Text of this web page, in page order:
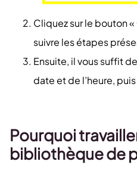
Cliquez sur le bouton
suivre les étapes
Ensuite, il vous suffit
date et de l’heure,
Pourquoi
bibliothèque de